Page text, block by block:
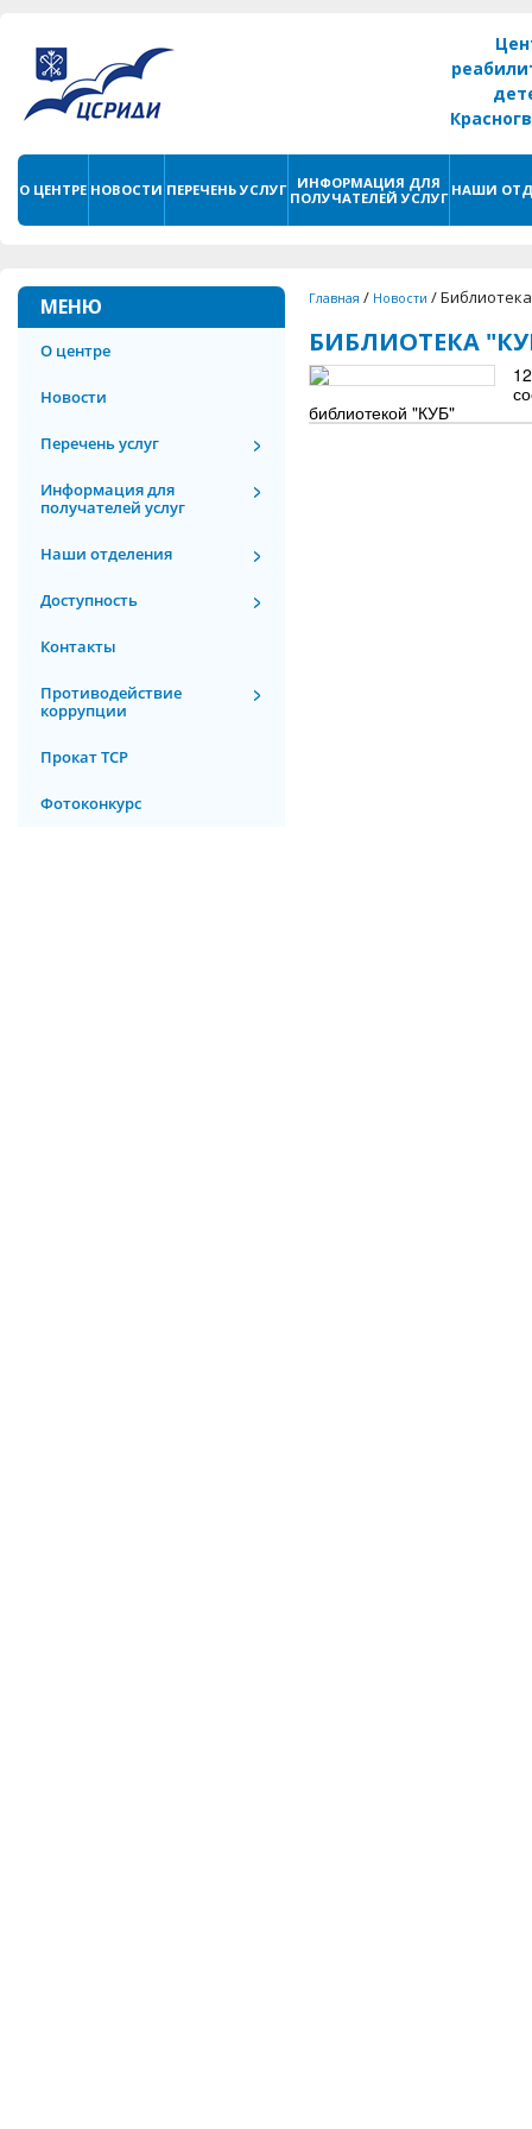
О ЦЕНТРЕ НОВОСТИ ПЕРЕЧЕНЬ УСЛУГ
ИНФОРМАЦИЯ ДЛЯ
ПОЛУЧАТЕЛЕЙ УСЛУГ НАШИ
МЕНЮ
О центре
Новости
Перечень услуг
Информация для
получателей услуг
Наши отделения
Доступность
Контакты
Противодействие
коррупции
Прокат ТСР
Фотоконкурс
Главная / Новости /
БИБЛИОТЕКА
библиотекой "КУБ"